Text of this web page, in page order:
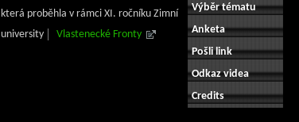
která proběhla v rámci XI. ročníku Zimní
university
Vlastenecké Fronty
Výběr tématu
Anketa
Pošli link
Odkaz videa
Credits